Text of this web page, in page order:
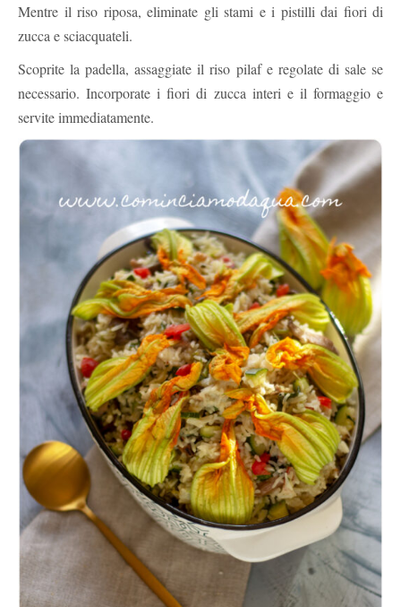
Mentre il riso riposa, eliminate gli stami e i pistilli dai fiori di
zucca e sciacquateli.
Scoprite la padella, assaggiate il riso pilaf e regolate di sale se
necessario. Incorporate i fiori di zucca interi e il formaggio e
servite immediatamente.